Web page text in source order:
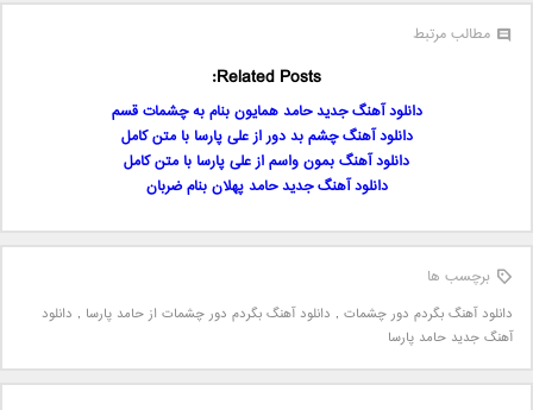
مطالب مرتبط
Related Posts:
دانلود آهنگ جدید حامد همایون بنام به چشمات قسم
دانلود آهنگ چشم بد دور از علی پارسا با متن کامل
دانلود آهنگ بمون واسم از علی پارسا با متن کامل
دانلود آهنگ جدید حامد پهلان بنام ضربان
برچسب ها
دانلود آهنگ بگردم دور چشمات , دانلود آهنگ بگردم دور چشمات از حامد پارسا , دانلود
آهنگ جدید حامد پارسا